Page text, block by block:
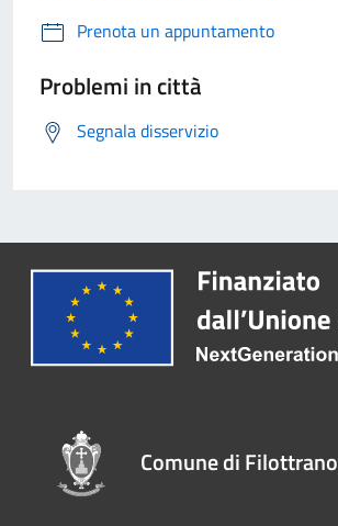
Prenota un appuntamento
Problemi in città
Segnala disservizio
Comune di Filottrano